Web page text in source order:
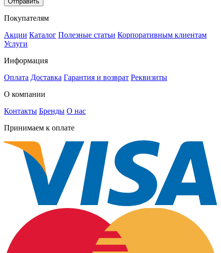
Покупателям
Акции Каталог Полезные статьи Корпоративным клиентам
Услуги
Информация
Оплата Доставка Гарантия и возврат Реквизиты
О компании
Контакты Бренды О нас
Принимаем к оплате